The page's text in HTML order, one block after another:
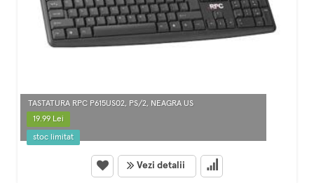
TASTATURA RPC P615US02, PS/2, NEAGRA US
19.99 Lei
stoc limitat
Vezi detalii